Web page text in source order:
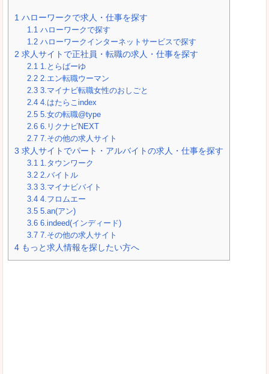
1 ハローワークで求人・仕事を探す
1.1 ハローワークで探す
1.2 ハローワークインターネットサービスで探す
2 求人サイトで正社員・転職の求人・仕事を探す
2.1 1.とらばーゆ
2.2 2.エン転職ウーマン
2.3 3.マイナビ転職女性のおしごと
2.4 4.はたらこindex
2.5 5.女の転職@type
2.6 6.リクナビNEXT
2.7 7.その他の求人サイト
3 求人サイトでパート・アルバイトの求人・仕事を探す
3.1 1.タウンワーク
3.2 2.バイトル
3.3 3.マイナビバイト
3.4 4.フロムエー
3.5 5.an(アン)
3.6 6.indeed(インディード)
3.7 7.その他の求人サイト
4 もっと求人情報を探したい方へ